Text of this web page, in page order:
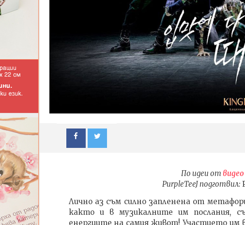
По идеи от видео
PurpleTeeJ подготвил:
Лично аз съм силно запленена от
както и в музикалните им послания,
енергиите на самия живот! Участието им